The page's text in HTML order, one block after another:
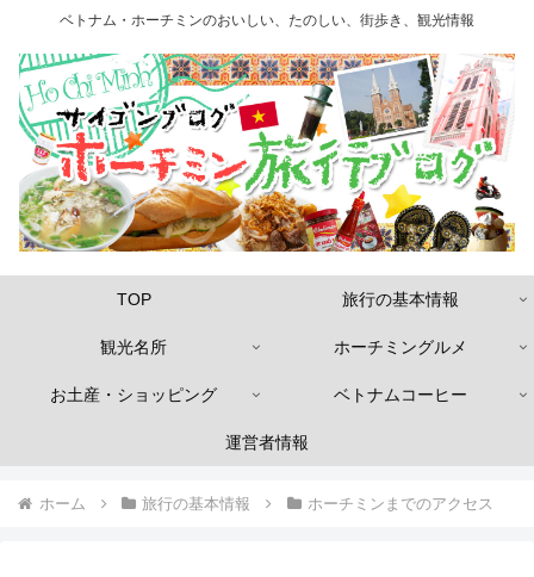
ベトナム・ホーチミンのおいしい、たのしい、街歩き、観光情報
TOP 旅行の基本情報
観光名所 ホーチミングルメ
お土産・ショッピング ベトナムコーヒー
運営者情報
ホーム 旅行の基本情報 ホーチミンまでのアクセス